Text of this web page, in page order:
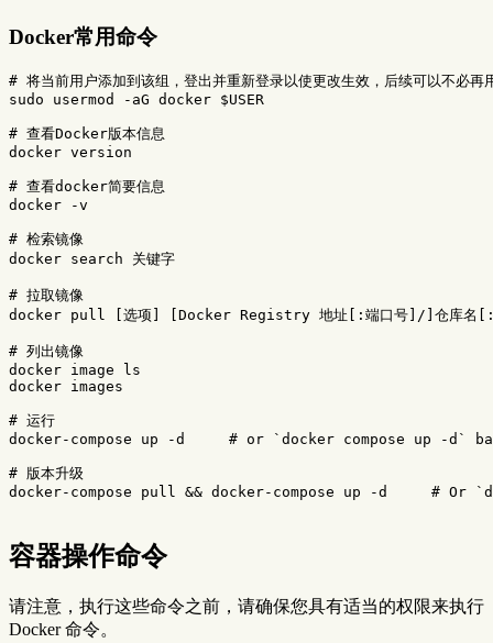
Docker常用命令
# 将当前用户添加到该组，登出并重新登录以使更改生效，后续可以不必再
sudo usermod -aG docker $USER
# 查看Docker版本信息
docker version
# 查看docker简要信息
docker
-v
# 检索镜像
docker search 关键字
# 拉取镜像
docker pull
选项] Docker Registry 地址[:端口号]/]仓库名
# 列出镜像
docker image
docker images
# 运行
docker-compose up
-d # or `docker compose up -d`
# 版本升级
docker-compose pull && docker-compose up -d # Or
容器操作命令
请注意，执行这些命令之前，请确保您具有适当的权限来执行
Docker 命令。